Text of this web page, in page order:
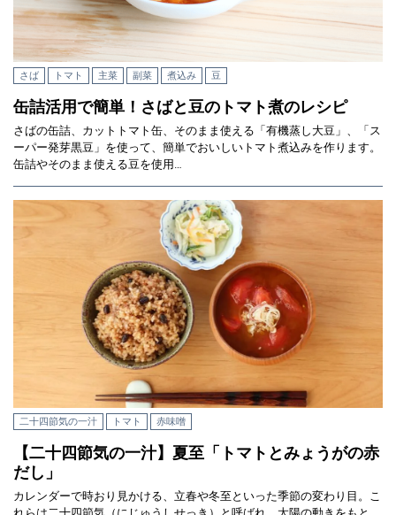
さば トマト 主菜 副菜 煮込み 豆
缶詰活用で簡単！さばと豆のトマト煮のレシピ
さばの缶詰、カットトマト缶、そのまま使える「有機蒸し大豆」、「ス
ーパー発芽黒豆」を使って、簡単でおいしいトマト煮込みを作ります。
缶詰やそのまま使える豆を使用…
二十四節気の一汁 トマト 赤味噌
【二十四節気の一汁】夏至「トマトとみょうがの赤
だし」
カレンダーで時おり見かける、立春や冬至といった季節の変わり目。こ